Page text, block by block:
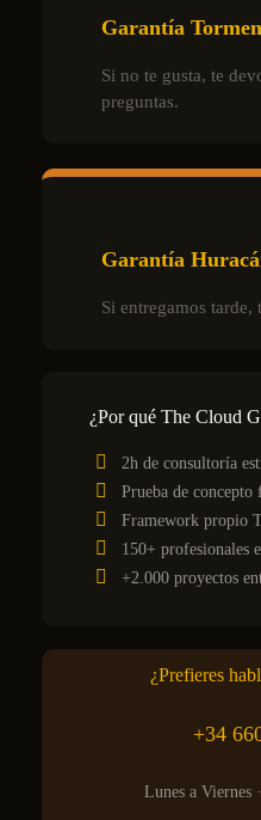
Garantía
Si no te gusta, te
preguntas.
Garantía
Si entregamos
¿Por qué The Cloud
2h de consultoría
Prueba de concepto
Framework propio
150+ profesionales
+2.000 proyectos
¿Prefieres
+34
Lunes a Viernes